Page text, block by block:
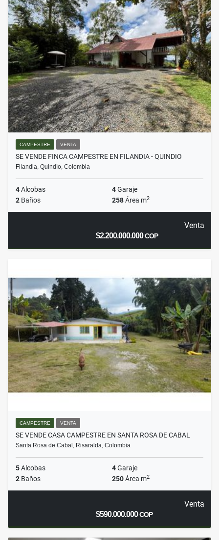
CAMPESTRE VENTA
SE VENDE FINCA CAMPESTRE EN FILANDIA - QUINDIO
Filandia, Quindío, Colombia
4Alcobas 4Garaje
2 Baños 258Área m2
Venta
$2.200.000.000COP
CAMPESTRE VENTA
SE VENDE CASA CAMPESTRE EN SANTA ROSA DE CABAL
Santa Rosa de Cabal, Risaralda, Colombia
5Alcobas 4Garaje
2 Baños 250Área m2
Venta
$590.000.000COP